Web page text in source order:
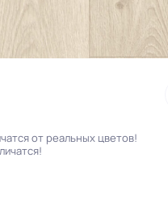
от реальных цветов!